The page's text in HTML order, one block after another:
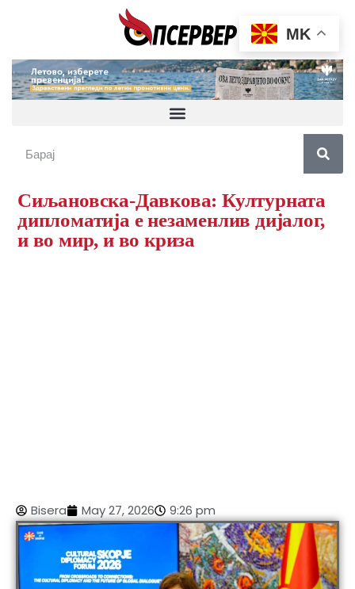
Сиљановска-Давкова: Културната
дипломатија е незаменлив дијалог,
и во мир, и во криза
Bisera May 27, 2026 9:26 pm
MK